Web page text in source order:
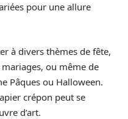
pour une allure
à divers thèmes de fête,
mariages, ou même de
Pâques ou Halloween.
crépon peut se
d’art.